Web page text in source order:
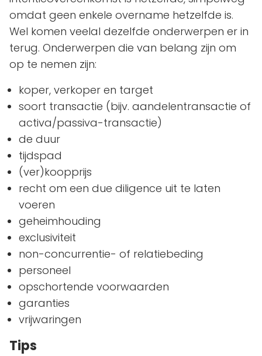
omdat geen enkele overname hetzelfde is.
Wel komen veelal dezelfde onderwerpen er in
terug. Onderwerpen die van belang zijn om
op te nemen zijn:
koper, verkoper en target
soort transactie (bijv. aandelentransactie of
activa/passiva-transactie)
de duur
tijdspad
(ver)koopprijs
recht om een due diligence uit te laten
voeren
geheimhouding
exclusiviteit
non-concurrentie- of relatiebeding
personeel
opschortende voorwaarden
garanties
vrijwaringen
Tips